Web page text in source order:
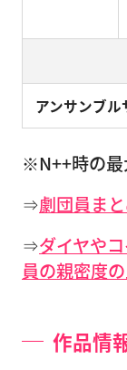
アンサンブル
※N++時の最
⇒劇団員ま
⇒ダイヤや
員の親密度
作品情